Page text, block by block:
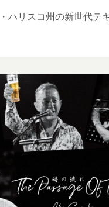
ハリスコ州の新世代テ